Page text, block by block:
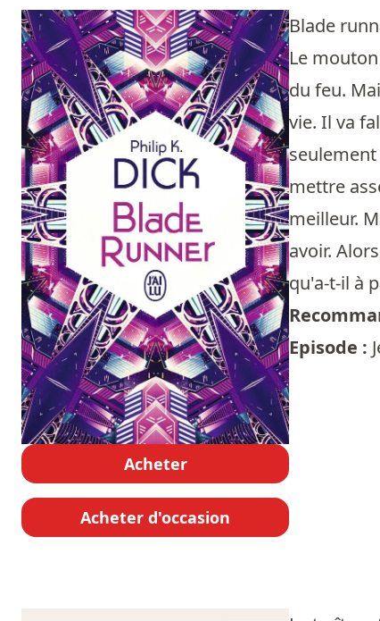
Acheter
Acheter d'occasion
Blade
Le
du feu.
vie. Il va
mettre
meilleur.
avoir.
qu'a-t-il à
Episode :